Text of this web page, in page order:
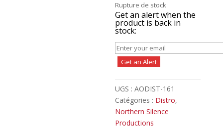
Rupture de stock
Get an alert when the
product is back in
stock:
Get an Alert
UGS :AODIST-161
Catégories : Distro,
Northern Silence
Productions